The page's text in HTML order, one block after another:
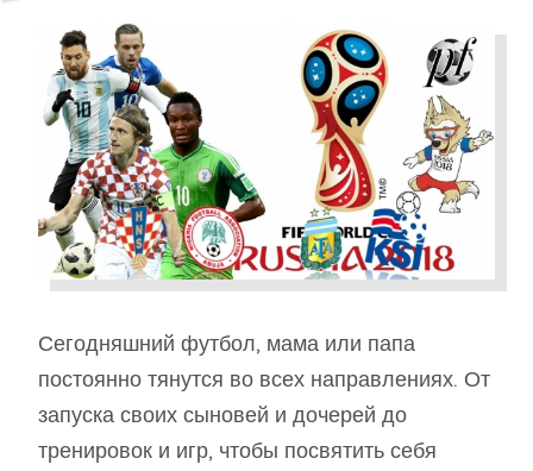
Сегодняшний футбол, мама или папа
постоянно тянутся во всех направлениях. От
запуска своих сыновей и дочерей до
тренировок и игр, чтобы посвятить себя